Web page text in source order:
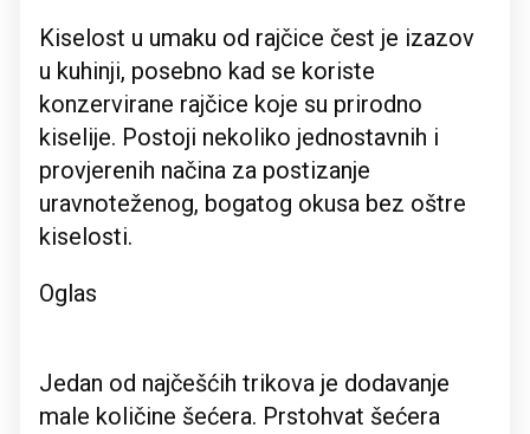
Kiselost u umaku od rajčice čest je izazov
u kuhinji, posebno kad se koriste
konzervirane rajčice koje su prirodno
kiselije. Postoji nekoliko jednostavnih i
provjerenih načina za postizanje
uravnoteženog, bogatog okusa bez oštre
kiselosti.
Oglas
Jedan od najčešćih trikova je dodavanje
male količine šećera. Prstohvat šećera